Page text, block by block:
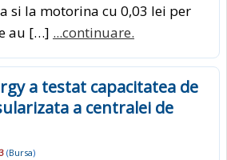
si la motorina cu 0,03 lei per
au […] ...continuare.
a testat capacitatea de
a centralei de
(Bursa)